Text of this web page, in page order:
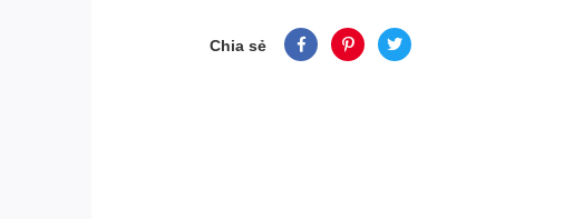
Chia sẻ